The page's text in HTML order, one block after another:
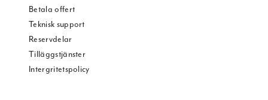
Betala offert
Teknisk support
Reservdelar
Tilläggstjänster
Intergritetspolicy